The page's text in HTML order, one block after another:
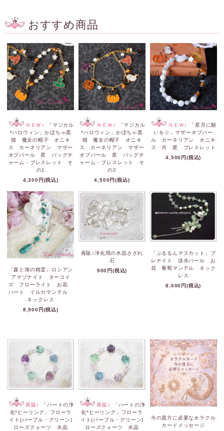
おすすめ商品
ＮＥＷ♪
「マジカル
*ハロウィン」かぼちゃ黒
猫 魔女の帽子 オニキ
ス カーネリアン マザー
オブパール 星 バッグチ
ャーム・ブレスレット そ
の1
4,300円(税込)
ＮＥＷ♪
「マジカル
*ハロウィン」かぼちゃ黒
猫 魔女の帽子 オニキ
ス カーネリアン マザー
オブパール 星 バッグチ
ャーム・ブレスレット そ
の2
4,500円(税込)
ＮＥＷ♪
「星月に願
いを☆」マザーオブパー
ル カーネリアン オニキ
ス 月 星 ブレスレット
4,500円(税込)
「森と湖の精霊」ロシアン
アマゾナイト ターコイ
ズ フローライト お花
ハート イルカマンテル
ネックレス
8,900円(税込)
再販♪浄化用の水晶さざれ
石
900円(税込)
「ぷるるんマスカット」プ
レナイト 淡水パール お
花 葡萄マンテル ネック
レス
8,600円(税込)
再販♪
「ハートの浄
化*ヒーリング」フローラ
イト(パープル・グリーン)
ローズクォーツ 水晶
再販♪
「ハートの浄
化*ヒーリング」フローラ
イト(パープル・グリーン)
ローズクォーツ 水晶
今の貴方に必要なオラクル
カードメッセージ